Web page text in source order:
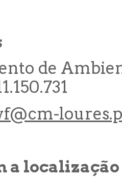
de
a localização